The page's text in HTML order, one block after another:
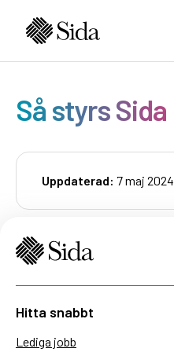
Så styrs Sida
Uppdaterad: 7 maj 2024
Hitta snabbt
Lediga jobb